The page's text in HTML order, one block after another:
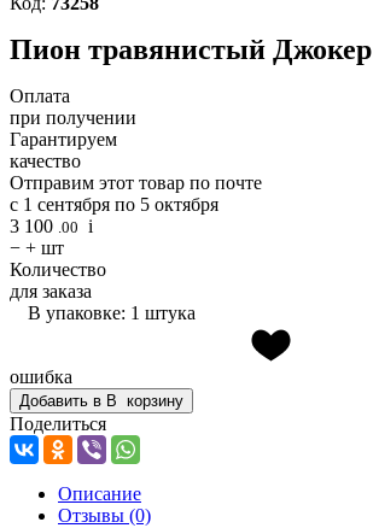
Пион травянистый Джокер
Оплата
при получении
Гарантируем
качество
Отправим этот товар по почте
с 1 сентября по 5 октября
3 100 .00 i
− + шт
Количество
для заказа
В упаковке: 1 штука
ошибка
Добавить в В корзину
Поделиться
Описание
Отзывы (0)